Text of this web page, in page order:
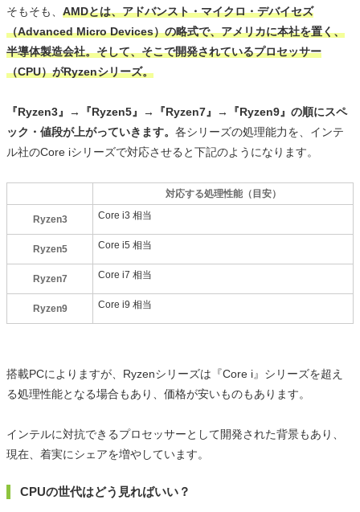
そもそも、 AMDとは、アドバンスト・マイクロ・デバイセズ
（Advanced Micro Devices）の略式で、アメリカに本社を置く、
半導体製造会社。そして、そこで開発されているプロセッサー
（CPU）がRyzenシリーズ。
『Ryzen3』→『Ryzen5』→『Ryzen7』→『Ryzen9』の順にスペ
ック・値段が上がっていきます。 各シリーズの処理能力を、インテ
ル社のCore iシリーズで対応させると下記のようになります。
対応する処理性能（目安）
Ryzen3 Core i3 相当
Ryzen5 Core i5 相当
Ryzen7 Core i7 相当
Ryzen9 Core i9 相当
搭載PCによりますが、Ryzenシリーズは『Core i』シリーズを超え
る処理性能となる場合もあり、価格が安いものもあります。
インテルに対抗できるプロセッサーとして開発された背景もあり、
現在、着実にシェアを増やしています。
CPUの世代はどう見ればいい？